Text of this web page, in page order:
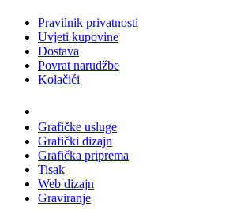
Pravilnik privatnosti
Uvjeti kupovine
Dostava
Povrat narudžbe
Kolačići
Grafičke usluge
Grafički dizajn
Grafička priprema
Tisak
Web dizajn
Graviranje